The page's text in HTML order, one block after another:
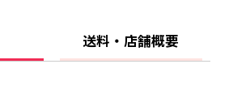
送料・店舗概要